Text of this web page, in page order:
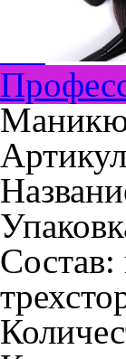
Состав: